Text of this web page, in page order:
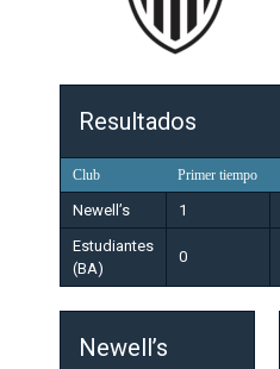
Resultados
Club Primer tiempo
Newell’s 1
Estudiantes
(BA)
0
Newell’s